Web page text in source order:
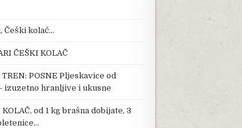
Češki kolač…
ČEŠKI KOLAČ
TREN: POSNE Pljeskavice od
izuzetno hranljive i ukusne
od 1 kg brašna dobijate, 3